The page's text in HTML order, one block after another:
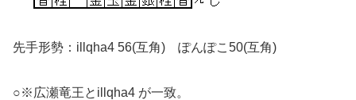
先手形勢：illqha4 56(互角) ぽんぽこ50(互角)
○※広瀬竜王とillqha4 が一致。